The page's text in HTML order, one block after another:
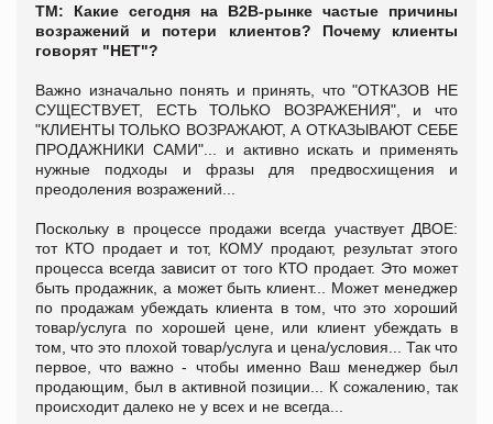
ТМ: Какие сегодня на B2B-рынке частые причины
возражений и потери клиентов? Почему клиенты
говорят "НЕТ"?
Важно изначально понять и принять, что "ОТКАЗОВ НЕ
СУЩЕСТВУЕТ, ЕСТЬ ТОЛЬКО ВОЗРАЖЕНИЯ", и что
"КЛИЕНТЫ ТОЛЬКО ВОЗРАЖАЮТ, А ОТКАЗЫВАЮТ СЕБЕ
ПРОДАЖНИКИ САМИ"... и активно искать и применять
нужные подходы и фразы для предвосхищения и
преодоления возражений...
Поскольку в процессе продажи всегда участвует ДВОЕ:
тот КТО продает и тот, КОМУ продают, результат этого
процесса всегда зависит от того КТО продает. Это может
быть продажник, а может быть клиент... Может менеджер
по продажам убеждать клиента в том, что это хороший
товар/услуга по хорошей цене, или клиент убеждать в
том, что это плохой товар/услуга и цена/условия... Так что
первое, что важно - чтобы именно Ваш менеджер был
продающим, был в активной позиции... К сожалению, так
происходит далеко не у всех и не всегда...